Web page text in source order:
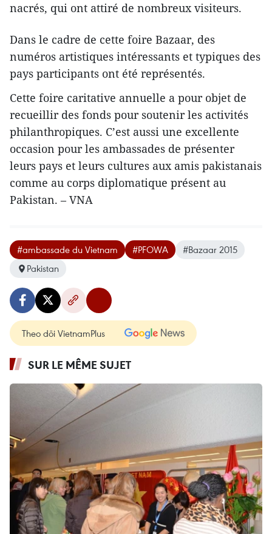
nacrés, qui ont attiré de nombreux visiteurs.
Dans le cadre de cette foire Bazaar, des
numéros artistiques intéressants et typiques des
pays participants ont été représentés.
Cette foire caritative annuelle a pour objet de
recueillir des fonds pour soutenir les activités
philanthropiques. C’est aussi une excellente
occasion pour les ambassades de présenter
leurs pays et leurs cultures aux amis pakistanais
comme au corps diplomatique présent au
Pakistan. – VNA
#ambassade du Vietnam #PFOWA
#Bazaar 2015
Pakistan
Theo dõi VietnamPlus
SUR LE MÊME SUJET